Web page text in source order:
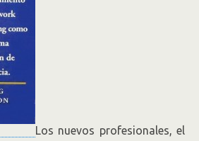
Los nuevos profesionales, el